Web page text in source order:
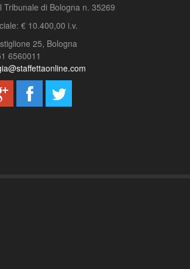
Tribunale di Bologna n. 35269
€ 10.400,00 i.v.
25, Bologna
6560011